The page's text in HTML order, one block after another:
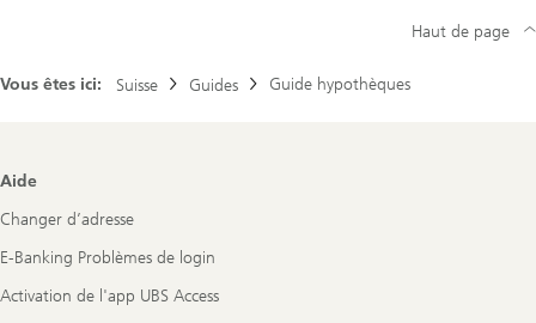
Vous êtes ici: Suisse Guides Guide hypothèques
Haut de page
Footer
Aide
Changer d’adresse
E-Banking Problèmes de login
Activation de l'app UBS Access